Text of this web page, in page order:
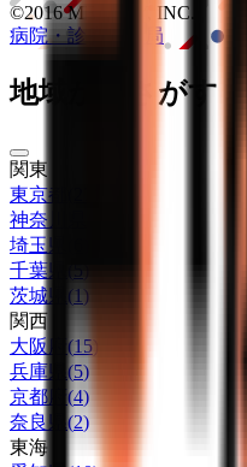
©2016 MEDLEY, INC.
病院・診療所
薬局
地域からさがす
関東
東京都
神奈川県
埼玉県
千葉県
茨城県 (1 )
関西
大阪府 (15
兵庫県 (5)
京都府 (4)
奈良県 (2)
東海